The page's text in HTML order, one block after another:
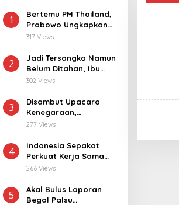
1
Bertemu PM Thailand,
Prabowo Ungkapkan
Duka Cita kepada Putri
Tahun ke Raja Thailand
317 Views
2
Jadi Tersangka Namun
Belum Ditahan, Ibu
Korban di Pekalongan
Keseriusan Polisi
Tangani Kasus
Rudapksa Sampai
302 Views
3
Disambut Upacara
Kenegaraan,
Kunjungan PM Anutin
Hubungan Indonesia-
Thailand
277 Views
4
Indonesia Sepakat
Perkuat Kerja Sama
dengan Thailand, dari
Ekonomi Digital
266 Views
5
Akal Bulus Laporan
Begal Palsu